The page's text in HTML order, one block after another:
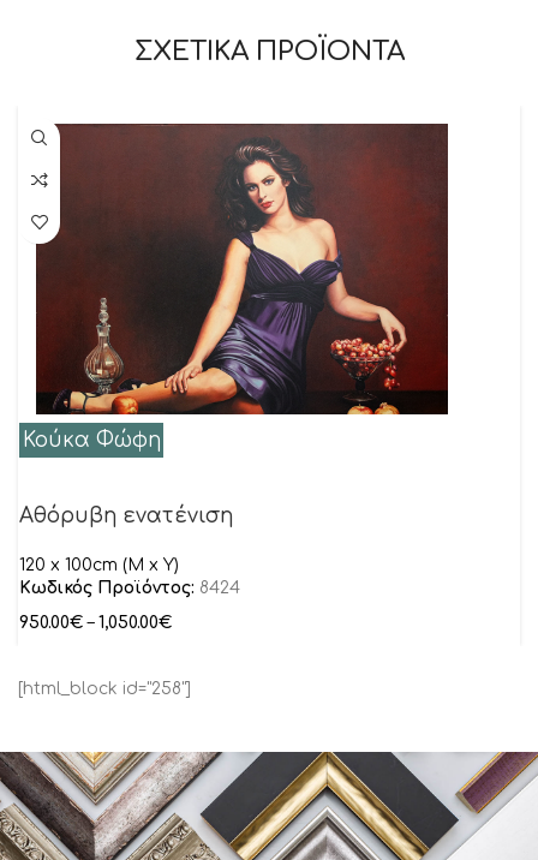
ΣΧΕΤΙΚΑ ΠΡΟΪΟΝΤΑ
Κούκα Φώφη
Αθόρυβη ενατένιση
120 x 100cm (M x Y)
Κωδικός Προϊόντος: 8424
950.00€ – 1,050.00€
[html_block id="258"]